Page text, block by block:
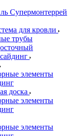
Супермонтеррей
для кровли
трубы
элементы
доска
элементы
элементы